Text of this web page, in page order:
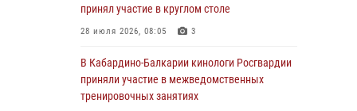
воинов, погибших в Первой мировой войне
Директор Росгвардии Герой России генерал
армии Виктор Золотов поздравил
принял участие в круглом столе
28 июля 2026, 08:05 3
В Кабардино-Балкарии кинологи Росгвардии
приняли участие в межведомственных
тренировочных занятиях